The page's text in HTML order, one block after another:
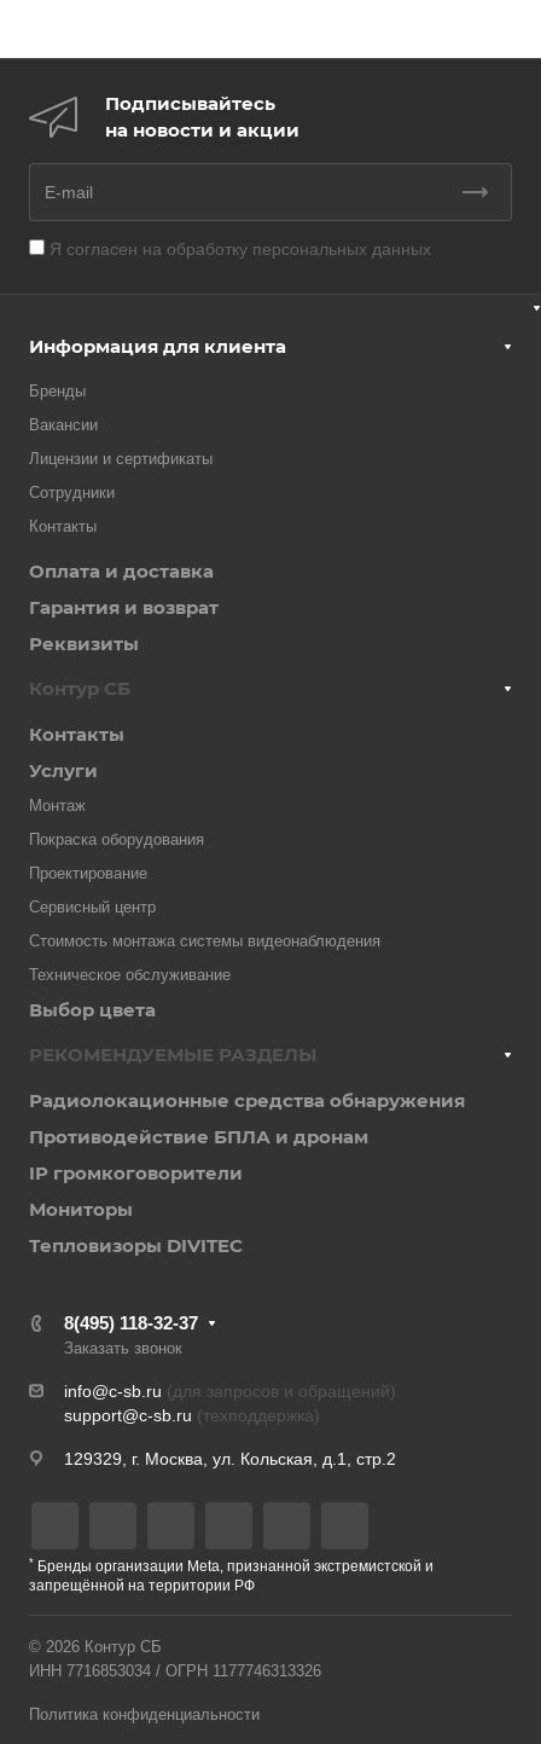
Подписывайтесь
на новости и акции
Я согласен на обработку персональных данных
Информация для клиента
Бренды
Вакансии
Лицензии и сертификаты
Сотрудники
Контакты
Оплата и доставка
Гарантия и возврат
Реквизиты
Контур СБ
Контакты
Услуги
Монтаж
Покраска оборудования
Проектирование
Сервисный центр
Стоимость монтажа системы видеонаблюдения
Техническое обслуживание
Выбор цвета
РЕКОМЕНДУЕМЫЕ РАЗДЕЛЫ
Радиолокационные средства обнаружения
Противодействие БПЛА и дронам
IP громкоговорители
Мониторы
Тепловизоры DIVITEC
8(495) 118-32-37
Заказать звонок
info@c-sb.ru (для запросов и обращений)
support@c-sb.ru (техподдержка)
129329, г. Москва, ул. Кольская, д.1, стр.2
* Бренды организации Meta, признанной экстремистской и
запрещённой на территории РФ
© 2026 Контур СБ
ИНН 7716853034 / ОГРН 1177746313326
Политика конфиденциальности